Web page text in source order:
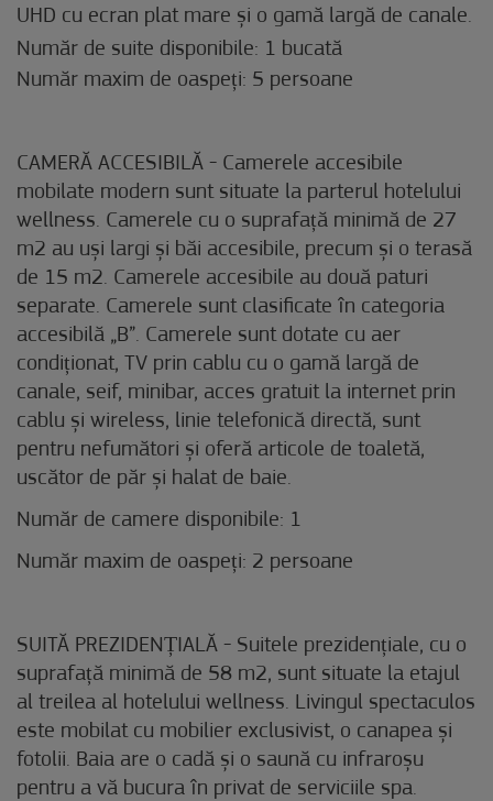
UHD cu ecran plat mare și o gamă largă de canale.
Număr de suite disponibile: 1 bucată
Număr maxim de oaspeți: 5 persoane
CAMERĂ ACCESIBILĂ - Camerele accesibile
mobilate modern sunt situate la parterul hotelului
wellness. Camerele cu o suprafață minimă de 27
m2 au uși largi și băi accesibile, precum și o terasă
de 15 m2. Camerele accesibile au două paturi
separate. Camerele sunt clasificate în categoria
accesibilă „B”. Camerele sunt dotate cu aer
condiționat, TV prin cablu cu o gamă largă de
canale, seif, minibar, acces gratuit la internet prin
cablu și wireless, linie telefonică directă, sunt
pentru nefumători și oferă articole de toaletă,
uscător de păr și halat de baie.
Număr de camere disponibile: 1
Număr maxim de oaspeți: 2 persoane
SUITĂ PREZIDENȚIALĂ - Suitele prezidențiale, cu o
suprafață minimă de 58 m2, sunt situate la etajul
al treilea al hotelului wellness. Livingul spectaculos
este mobilat cu mobilier exclusivist, o canapea și
fotolii. Baia are o cadă și o saună cu infraroșu
pentru a vă bucura în privat de serviciile spa.